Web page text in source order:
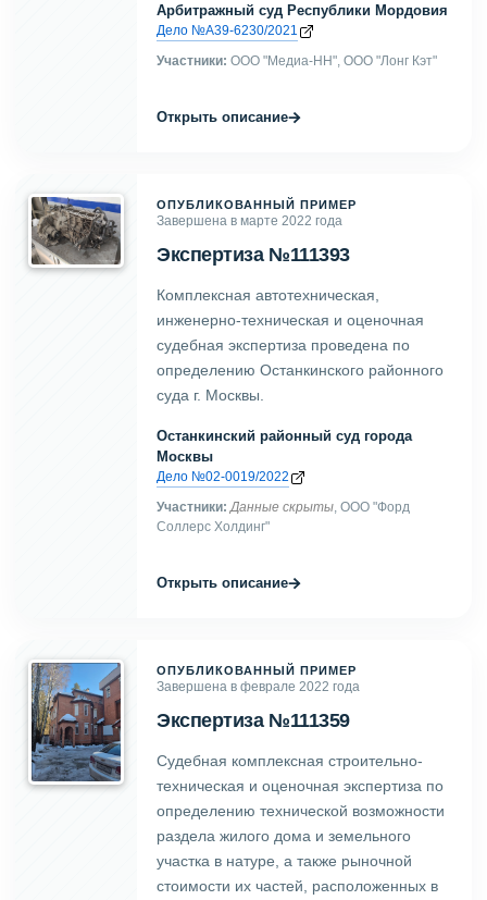
Арбитражный суд Республики Мордовия
Дело №А39-6230/2021
Участники: ООО "Медиа-НН", ООО "Лонг Кэт"
Открыть описание→
ОПУБЛИКОВАННЫЙ ПРИМЕР
Завершена в марте 2022 года
Экспертиза №111393
Комплексная автотехническая,
инженерно-техническая и оценочная
судебная экспертиза проведена по
определению Останкинского районного
суда г. Москвы.
Останкинский районный суд города
Москвы
Дело №02-0019/2022
Участники: Данные скрыты, ООО "Форд
Соллерс Холдинг"
Открыть описание→
ОПУБЛИКОВАННЫЙ ПРИМЕР
Завершена в феврале 2022 года
Экспертиза №111359
Судебная комплексная строительно-
техническая и оценочная экспертиза по
определению технической возможности
раздела жилого дома и земельного
участка в натуре, а также рыночной
стоимости их частей, расположенных в